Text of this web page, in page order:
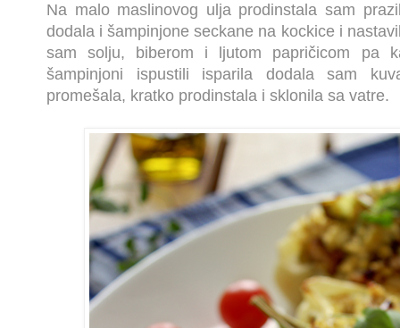
Na malo maslinovog ulja prodinstala sam
dodala i šampinjone seckane na kockice i
sam solju, biberom i ljutom papričicom pa
šampinjoni ispustili isparila dodala sam
promešala, kratko prodinstala i sklonila sa vatre.